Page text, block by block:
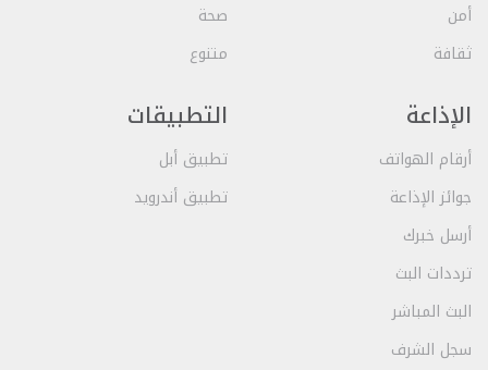
أمن
ثقافة
صحة
متنوع
الإذاعة
أرقام الهواتف
جوائز الإذاعة
أرسل خبرك
ترددات البث
البث المباشر
سجل الشرف
التطبيقات
تطبيق أبل
تطبيق أندرويد